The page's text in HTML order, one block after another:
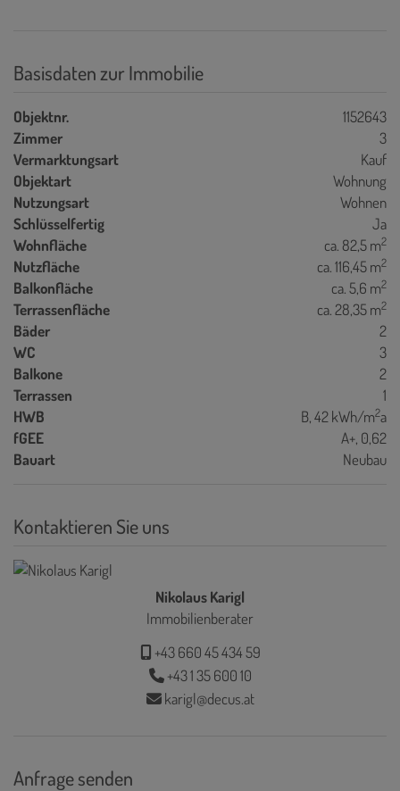
Basisdaten zur Immobilie
Objektnr.
1152643
Zimmer
3
Vermarktungsart
Kauf
Objektart
Wohnung
Nutzungsart
Wohnen
Schlüsselfertig
Ja
Wohnfläche
ca. 82,5 m2
Nutzfläche ca. 116,45 m2
Balkonfläche ca. 5,6 m2
Terrassenfläche ca. 28,35 m2
Bäder
2
WC
3
Balkone
2
Terrassen
1
HWB
B, 42 kWh/m2a
fGEE
A+, 0,62
Bauart
Neubau
Kontaktieren Sie uns
Nikolaus Karigl
Immobilienberater
+43 660 45 434 59
+43 1 35 600 10
karigl@decus.at
Anfrage senden